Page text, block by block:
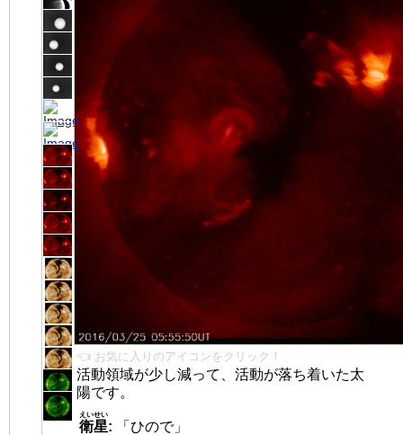
👈 お気に入りのアイコンをクリック！
活動領域が少し減って、活動が落ち着いた太
陽です。
衛星
えいせい
:
「ひので」